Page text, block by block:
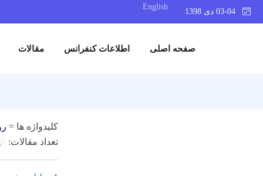
English
صفحه اصلی اطلاعات کنفرانس مقالات
کلیدواژه ها =
تعداد مقالات: